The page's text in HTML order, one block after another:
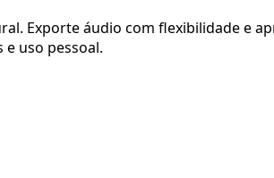
Exporte áudio com flexibilidade e
uso pessoal.